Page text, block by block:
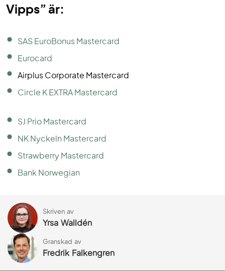
Vipps” är:
SAS EuroBonus Mastercard
Eurocard
Airplus Corporate Mastercard
Circle K EXTRA Mastercard
SJ Prio Mastercard
NK Nyckeln Mastercard
Strawberry Mastercard
Bank Norwegian
Skriven av
Yrsa Walldén
Granskad av
Fredrik Falkengren